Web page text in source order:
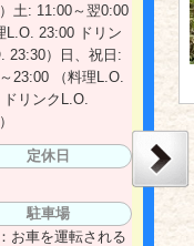
土: 11:00～翌0:00
L.O. 23:00 ドリン
23:30）日、祝日:
23:00 （料理L.O.
リンクL.O.
定休日
駐車場
お車を運転される